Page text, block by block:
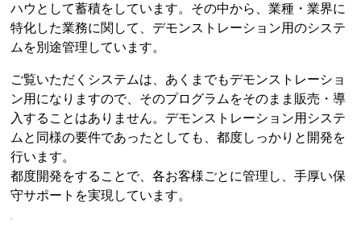
ハウとして蓄積をしています。その中から、業種・業界に
特化した業務に関して、デモンストレーション用のシステ
ムを別途管理しています。
ご覧いただくシステムは、あくまでもデモンストレーショ
ン用になりますので、そのプログラムをそのまま販売・導
入することはありません。デモンストレーション用システ
ムと同様の要件であったとしても、都度しっかりと開発を
行います。
都度開発をすることで、各お客様ごとに管理し、手厚い保
守サポートを実現しています。